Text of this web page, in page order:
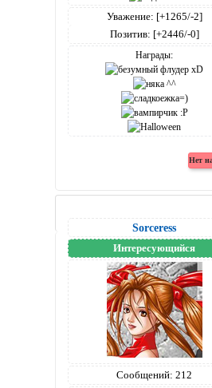
Уважение: [+1265/-2]
Позитив: [+2446/-0]
Награды:
Sorceress
Интересующийся
Сообщений: 212